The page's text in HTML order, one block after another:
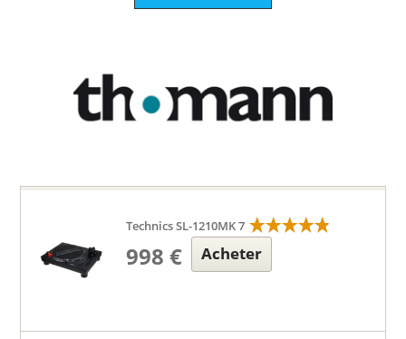
Technics SL-1210MK 7
998 € Acheter